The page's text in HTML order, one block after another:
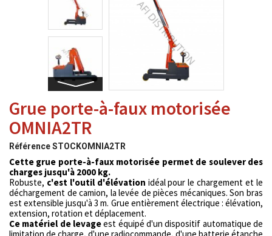
Grue porte-à-faux motorisée
OMNIA2TR
RéférenceSTOCKOMNIA2TR
Cette grue porte-à-faux motorisée permet de soulever des
charges jusqu'à 2000 kg.
Robuste, c'est l'outil d'élévation idéal pour le chargement et le
déchargement de camion, la levée de pièces mécaniques. Son bras
est extensible jusqu'à 3 m. Grue entièrement électrique : élévation,
extension, rotation et déplacement.
Ce matériel de levageest équipé d'un dispositif automatique de